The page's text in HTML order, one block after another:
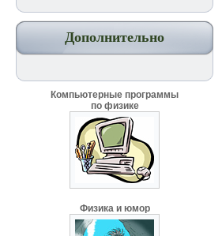
Дополнительно
Компьютерные программы
по физике
Физика и юмор